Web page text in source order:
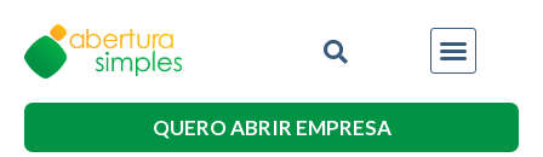
QUERO ABRIR EMPRESA